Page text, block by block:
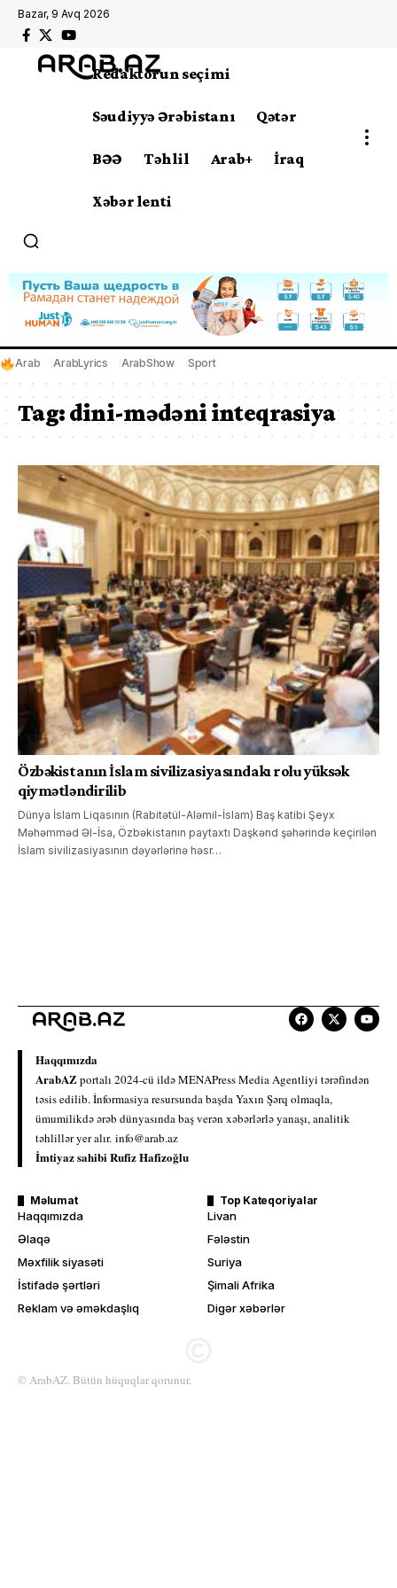
Bazar, 9 Avq 2026
Redaktorun seçimi
Səudiyyə Ərəbistanı Qətər
BƏƏ Təhlil Arab+ İraq
Xəbər lenti
Arab ArabLyrics ArabShow Sport
Tag:dini-mədəni inteqrasiya
Özbəkistanın İslam sivilizasiyasındakı rolu yüksək
qiymətləndirilib
Dünya İslam Liqasının (Rabitətül-Aləmil-İslam) Baş katibi Şeyx
Məhəmməd Əl-İsa, Özbəkistanın paytaxtı Daşkənd şəhərində keçirilən
İslam sivilizasiyasının dəyərlərinə həsr…
Haqqımızda
ArabAZportalı 2024-cü ildə MENAPress Media Agentliyi tərəfindən
təsis edilib. İnformasiya resursunda başda Yaxın Şərq olmaqla,
ümumilikdə ərəb dünyasında baş verən xəbərlərlə yanaşı, analitik
təhlillər yer alır. info@arab.az
İmtiyaz sahibi Rufiz Hafizoğlu
Məlumat
Haqqımızda
Əlaqə
Məxfilik siyasəti
İstifadə şərtləri
Reklam və əməkdaşlıq
Top Kateqoriyalar
Livan
Fələstin
Suriya
Şimali Afrika
Digər xəbərlər
© ArabAZ. Bütün hüquqlar qorunur.